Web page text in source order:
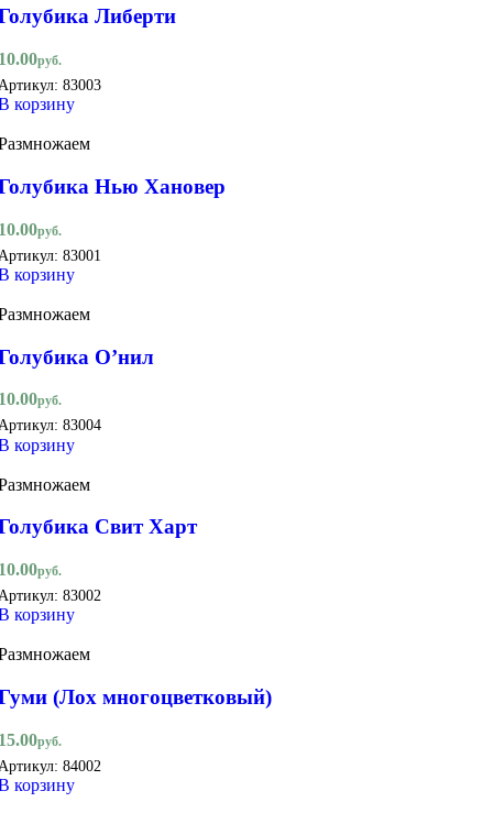
Либерти
руб.
83003
корзину
Нью Хановер
руб.
83001
корзину
О’нил
руб.
83004
корзину
Свит Харт
руб.
83002
корзину
(Лох многоцветковый)
руб.
84002
корзину